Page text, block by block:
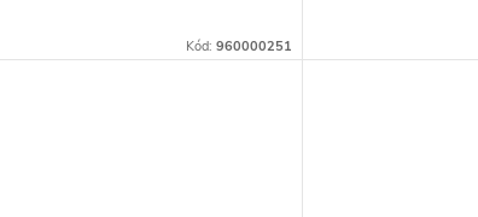
Kód:960000251